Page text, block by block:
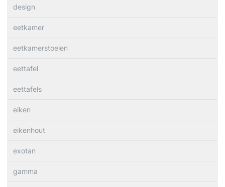
design
eetkamer
eetkamerstoelen
eettafel
eettafels
eiken
eikenhout
exotan
gamma